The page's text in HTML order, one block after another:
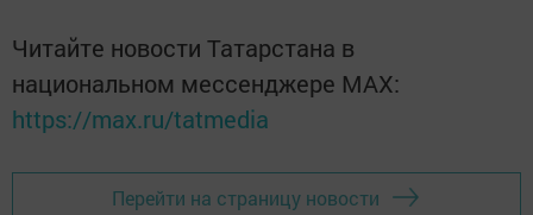
Читайте новости Татарстана в
национальном мессенджере MАХ:
https://max.ru/tatmedia
Перейти на страницу новости